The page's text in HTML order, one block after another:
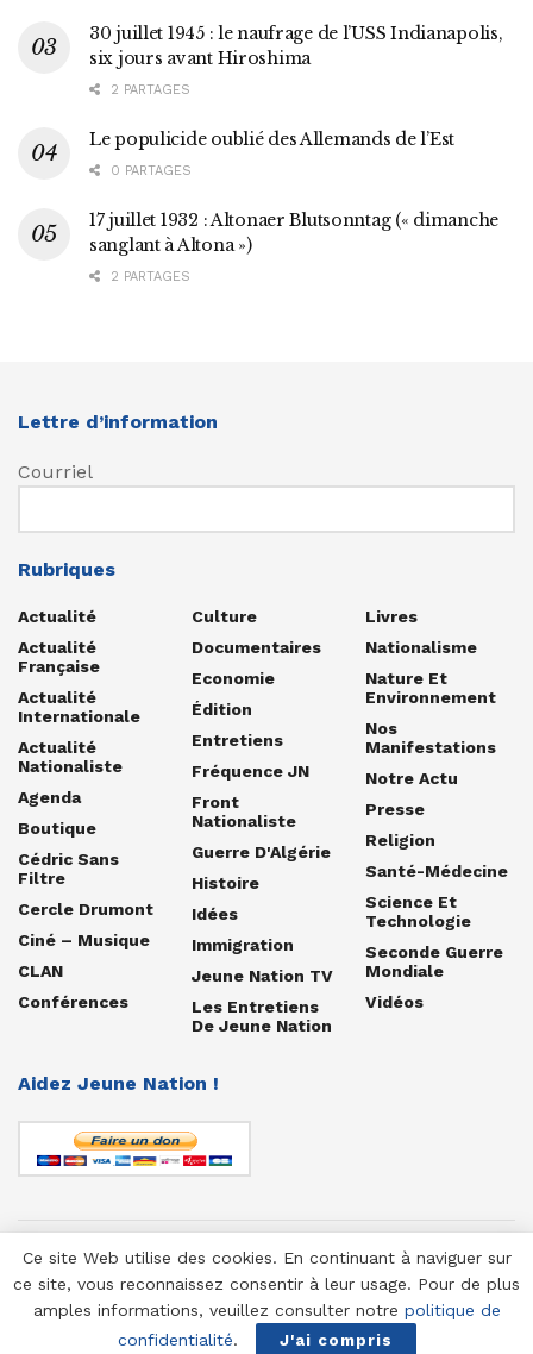
30 juillet 1945 : le naufrage de l’USS Indianapolis,
six jours avant Hiroshima
2 PARTAGES
Le populicide oublié des Allemands de l’Est
0 PARTAGES
17 juillet 1932 : Altonaer Blutsonntag (« dimanche
sanglant à Altona »)
2 PARTAGES
Lettre d’information
Courriel
Rubriques
Actualité
Actualité
Française
Actualité
Internationale
Actualité
Nationaliste
Agenda
Boutique
Cédric Sans
Filtre
Cercle Drumont
Ciné – Musique
CLAN
Conférences
Culture
Documentaires
Economie
Édition
Entretiens
Fréquence JN
Front
Nationaliste
Guerre D'Algérie
Histoire
Idées
Immigration
Jeune Nation TV
Les Entretiens
De Jeune Nation
Livres
Nationalisme
Nature Et
Environnement
Nos
Manifestations
Notre Actu
Presse
Religion
Santé-Médecine
Science Et
Technologie
Seconde Guerre
Mondiale
Vidéos
Aidez Jeune Nation !
© 1958-2025 Jeune Nation
Ce site Web utilise des cookies. En continuant à naviguer sur
ce site, vous reconnaissez consentir à leur usage. Pour de plus
amples informations, veuillez consulter notre politique de
confidentialité. J'ai compris